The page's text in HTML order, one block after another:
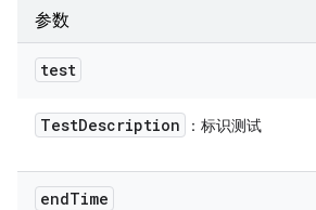
参数
test
TestDescription ：标识测试
endTime